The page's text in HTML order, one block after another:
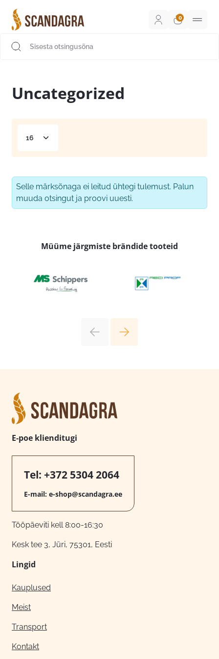
sisu
juurde
Uncategorized
Selle märksõnaga ei leitud ühtegi tulemust. Palun
muuda otsingut ja proovi uuesti.
Müüme järgmiste brändide tooteid
E-poe klienditugi
Tel: +372 5304 2064
E-mail: e-shop@scandagra.ee
Tööpäeviti kell 8:00-16:30
Kesk tee 3, Jüri, 75301, Eesti
Lingid
Kauplused
Meist
Transport
Kontakt